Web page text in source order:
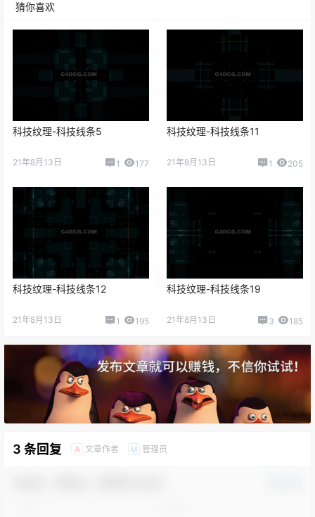
猜你喜欢
科技纹理-科技线条5
21年8月13日 1 177
科技纹理-科技线条11
21年8月13日 1 205
科技纹理-科技线条12
21年8月13日 1 195
科技纹理-科技线条19
21年8月13日 3 185
3 条回复 A 文章作者 M 管理员